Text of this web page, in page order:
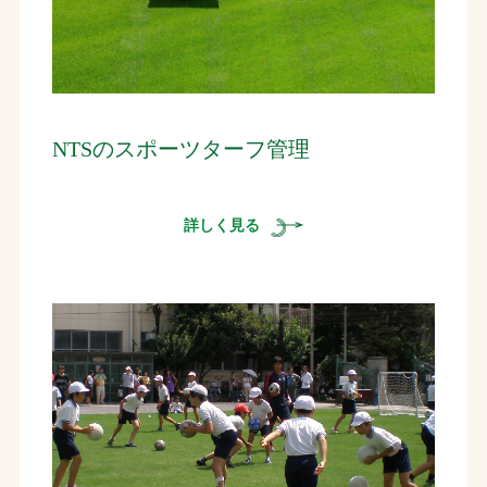
NTSのスポーツターフ管理
詳しく見る